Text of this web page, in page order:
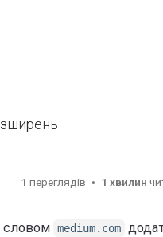
1 переглядів 1 хвилин
словом medium.com